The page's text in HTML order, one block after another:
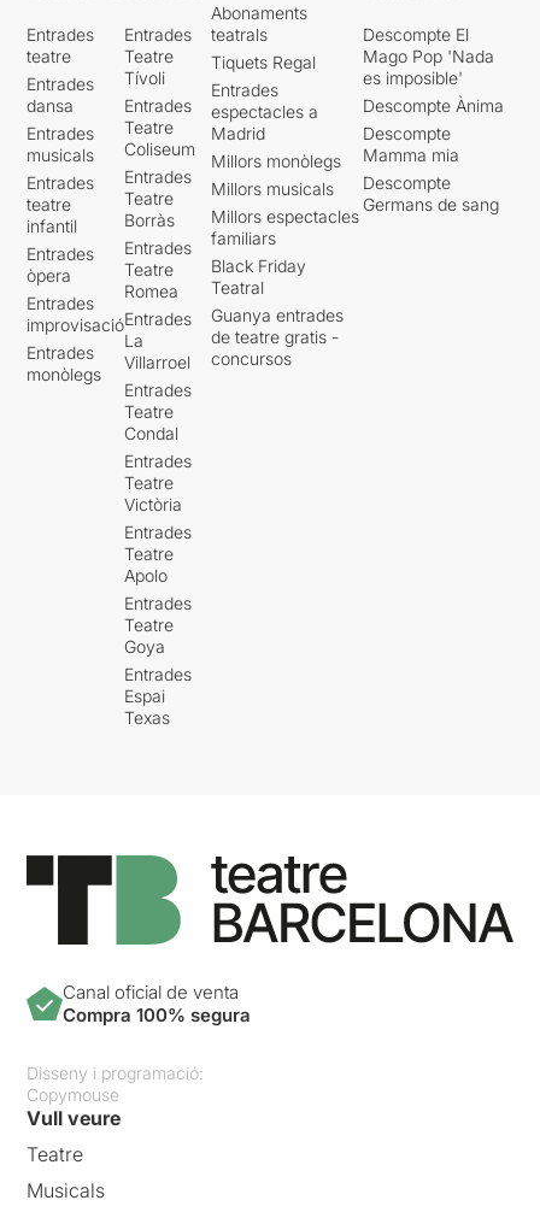
Entrades
teatre
Entrades
dansa
Entrades
musicals
Entrades
teatre
infantil
Entrades
òpera
Entrades
improvisació
Entrades
monòlegs
Entrades
Teatre
Tívoli
Entrades
Teatre
Coliseum
Entrades
Teatre
Borràs
Entrades
Teatre
Romea
Entrades
La
Villarroel
Entrades
Teatre
Condal
Entrades
Teatre
Victòria
Entrades
Teatre
Apolo
Entrades
Teatre
Goya
Entrades
Espai
Texas
Abonaments
teatrals
Tiquets Regal
Entrades
espectacles a
Madrid
Millors monòlegs
Millors musicals
Millors espectacles
familiars
Black Friday
Teatral
Guanya entrades
de teatre gratis -
concursos
Descompte El
Mago Pop 'Nada
es imposible'
Descompte Ànima
Descompte
Mamma mia
Descompte
Germans de sang
Canal oficial de venta
Compra 100% segura
Disseny i programació:
Copymouse
Vull veure
Teatre
Musicals